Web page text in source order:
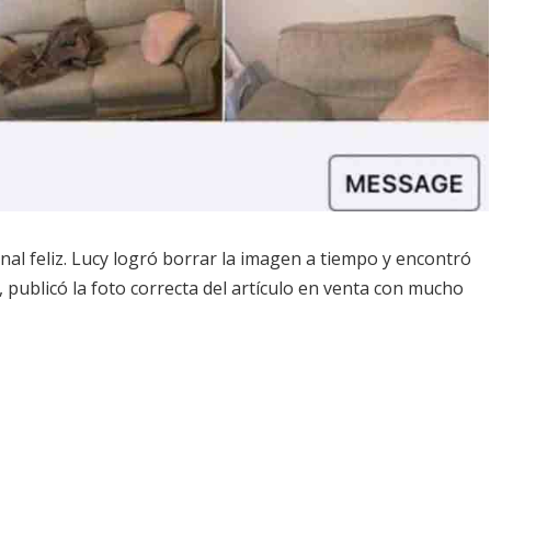
feliz. Lucy logró borrar la imagen a tiempo y encontró
la foto correcta del artículo en venta con mucho